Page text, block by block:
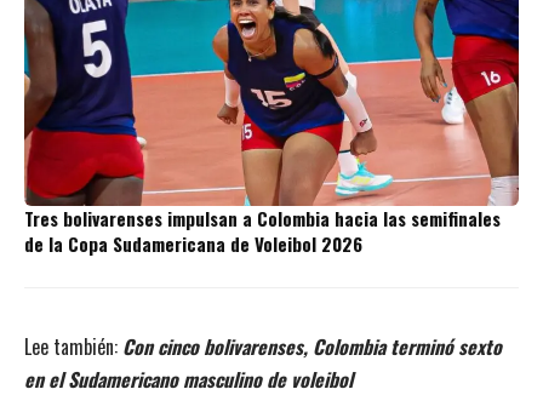
Tres bolivarenses impulsan a Colombia hacia las semifinales
de la Copa Sudamericana de Voleibol 2026
Lee también: Con cinco bolivarenses, Colombia terminó sexto
en el Sudamericano masculino de voleibol